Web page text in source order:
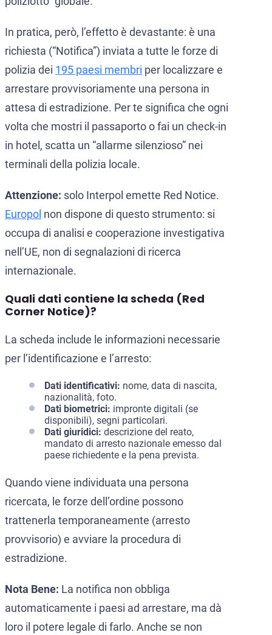
In pratica, però, l’effetto è devastante: è una
richiesta (“Notifica”) inviata a tutte le forze di
polizia dei 195 paesi membri per localizzare e
arrestare provvisoriamente una persona in
attesa di estradizione. Per te significa che ogni
volta che mostri il passaporto o fai un check-in
in hotel, scatta un “allarme silenzioso” nei
terminali della polizia locale.
Attenzione: solo Interpol emette Red Notice.
Europol non dispone di questo strumento: si
occupa di analisi e cooperazione investigativa
nell’UE, non di segnalazioni di ricerca
internazionale.
Quali dati contiene la scheda (Red
Corner Notice)?
La scheda include le informazioni necessarie
per l’identificazione e l’arresto:
Dati identificativi: nome, data di nascita,
nazionalità, foto.
Dati biometrici: impronte digitali (se
disponibili), segni particolari.
Dati giuridici: descrizione del reato,
mandato di arresto nazionale emesso dal
paese richiedente e la pena prevista.
Quando viene individuata una persona
ricercata, le forze dell’ordine possono
trattenerla temporaneamente (arresto
provvisorio) e avviare la procedura di
estradizione.
Nota Bene: La notifica non obbliga
automaticamente i paesi ad arrestare, ma dà
loro il potere legale di farlo. Anche se non